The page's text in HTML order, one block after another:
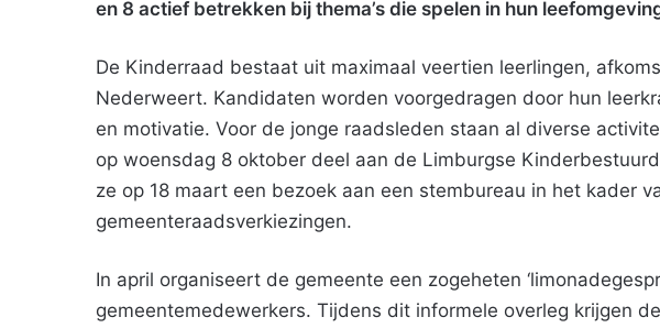
en 8 actief betrekken bij thema’s die spelen in hun
De Kinderraad bestaat uit maximaal veertien leerlingen,
Nederweert. Kandidaten worden voorgedragen door hun
en motivatie. Voor de jonge raadsleden staan al diverse
op woensdag 8 oktober deel aan de Limburgse
ze op 18 maart een bezoek aan een stembureau in het kader
gemeenteraadsverkiezingen.
In april organiseert de gemeente een zogeheten
gemeentemedewerkers. Tijdens dit informele overleg krijgen